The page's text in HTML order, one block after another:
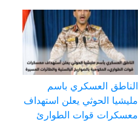
الناطق العسكري باسم
مليشيا الحوثي يعلن استهداف
معسكرات قوات الطوارئ